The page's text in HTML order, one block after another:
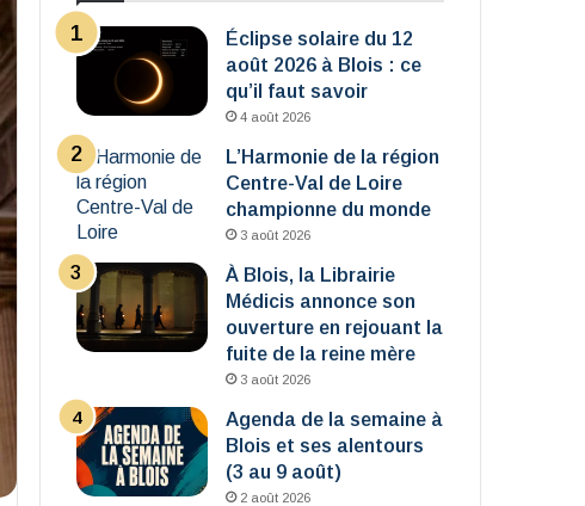
Éclipse solaire du 12
août 2026 à Blois : ce
qu’il faut savoir
4 août 2026
L’Harmonie de la région
Centre-Val de Loire
championne du monde
3 août 2026
À Blois, la Librairie
Médicis annonce son
ouverture en rejouant la
fuite de la reine mère
3 août 2026
Agenda de la semaine à
Blois et ses alentours
(3 au 9 août)
2 août 2026